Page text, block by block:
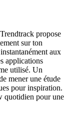
propose
sur ton
aux
applications
utilisé. Un
mener une étude
pour inspiration.
quotidien pour une